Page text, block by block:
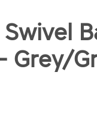
Grey/